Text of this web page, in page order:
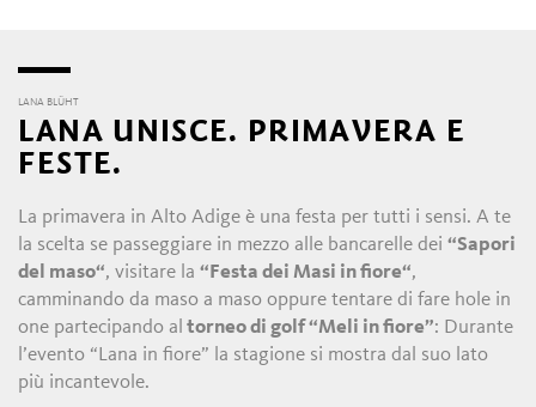
LANA BLÜHT
LANA UNISCE. PRIMAVERA E
FESTE.
La primavera in Alto Adige è una festa per tutti i sensi. A te
la scelta se passeggiare in mezzo alle bancarelle dei“Sapori
del maso“, visitare la“Festa dei Masi in fiore“,
camminando da maso a maso oppure tentare di fare hole in
one partecipando al torneo di golf “Meli in fiore”: Durante
l’evento “Lana in fiore” la stagione si mostra dal suo lato
più incantevole.